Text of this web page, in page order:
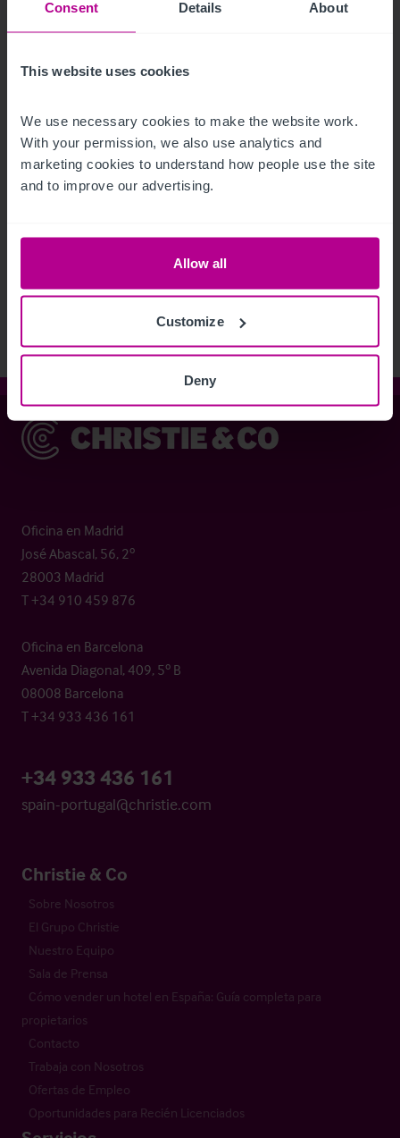
Consent Details About
This website uses cookies
We use necessary cookies to make the website work.
With your permission, we also use analytics and
marketing cookies to understand how people use the site
and to improve our advertising.
Allow all
Customize
Deny
6/30/2026
El Grand Hotel Europa de Innsbruck
(Austria) será reactivado bajo la marca NH
Christie & Co
Oficina en Madrid
José Abascal, 56, 2º
28003 Madrid
T +34 910 459 876
Oficina en Barcelona
Avenida Diagonal, 409, 5º B
08008 Barcelona
T +34 933 436 161
+34 933 436 161
spain-portugal@christie.com
Christie & Co
Sobre Nosotros
El Grupo Christie
Nuestro Equipo
Sala de Prensa
Cómo vender un hotel en España: Guía completa para
propietarios
Contacto
Trabaja con Nosotros
Ofertas de Empleo
Oportunidades para Recién Licenciados